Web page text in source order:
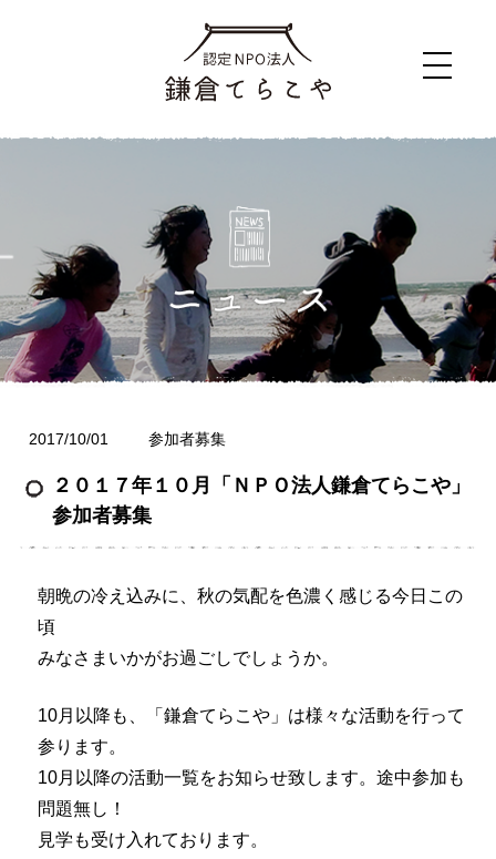
2017/10/01 参加者募集
２０１７年１０月「ＮＰＯ法人鎌倉てらこや」
参加者募集
朝晩の冷え込みに、秋の気配を色濃く感じる今日この
頃
みなさまいかがお過ごしでしょうか。
10月以降も、「鎌倉てらこや」は様々な活動を行って
参ります。
10月以降の活動一覧をお知らせ致します。途中参加も
問題無し！
見学も受け入れております。